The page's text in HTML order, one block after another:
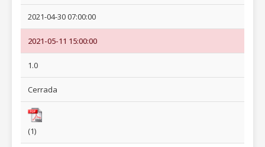
2021-04-30 07:00:00
2021-05-11 15:00:00
1.0
Cerrada
(1)